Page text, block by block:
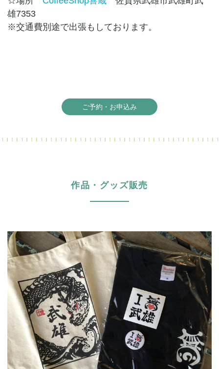
雄7353
※交通費別途で出張もしております。
ご予約・お申込み
作品・グッズ販売